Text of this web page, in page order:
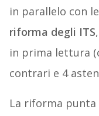
in parallelo con
riforma degli ITS
in prima lettura
contrari e 4
La riforma punta